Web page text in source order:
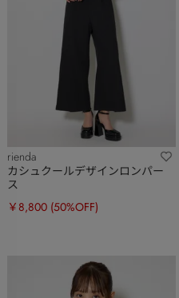
rienda
カシュクールデザインロンパー
ス
￥8,800 (50%OFF)